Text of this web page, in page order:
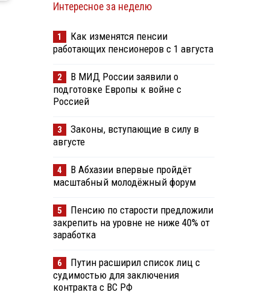
Интересное за неделю
1
Как изменятся пенсии
работающих пенсионеров с 1 августа
2
В МИД России заявили о
подготовке Европы к войне с
Россией
3
Законы, вступающие в силу в
августе
4
В Абхазии впервые пройдёт
масштабный молодёжный форум
5
Пенсию по старости предложили
закрепить на уровне не ниже 40% от
заработка
6
Путин расширил список лиц с
судимостью для заключения
контракта с ВС РФ